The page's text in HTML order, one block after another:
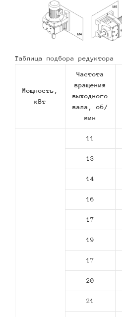
Таблица подбора редуктора
Мощность,
кВт
Частота
вращения
выходного
вала, об/
мин
11
13
14
16
17
19
17
20
21